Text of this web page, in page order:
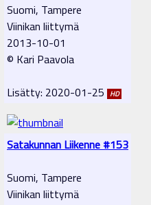
Suomi, Tampere
Viinikan liittymä
2013-10-01
© Kari Paavola
Lisätty: 2020-01-25 HD
Satakunnan Liikenne #153
Suomi, Tampere
Viinikan liittymä